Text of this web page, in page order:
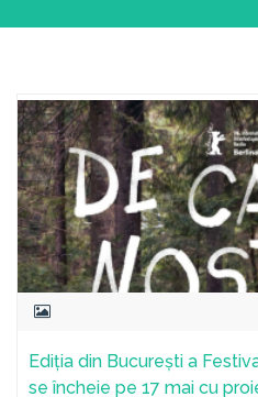
Ediția din București a
se încheie pe 17 mai cu